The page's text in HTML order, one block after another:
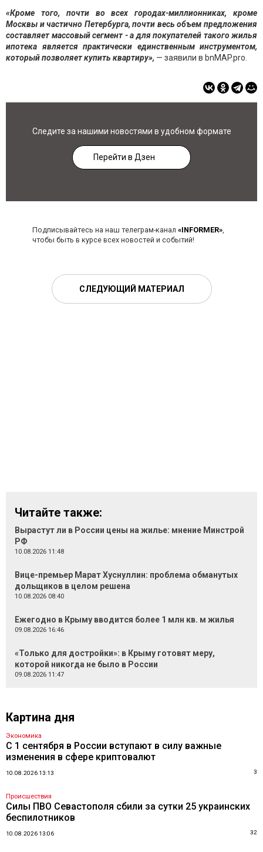
«Кроме того, почти во всех городах-миллионниках, кроме
Москвы и частично Петербурга, почти весь объем предложения
составляет массовый сегмент - а для покупателей такого жилья
ипотека является практически единственным инструментом,
который позволяет купить квартиру», — заявили в bnMAP.pro.
Следите за нашими новостями в удобном формате
Перейти в Дзен
Подписывайтесь на наш телеграм-канал «INFORMER»,
чтобы быть в курсе всех новостей и событий!
СЛЕДУЮЩИЙ МАТЕРИАЛ
Читайте также:
Вырастут ли в России цены на жилье: мнение Минстрой
РФ
10.08.2026 11:48
Вице-премьер Марат Хуснуллин: проблема обманутых
дольщиков в целом решена
10.08.2026 08:40
Ежегодно в Крыму вводится более 1 млн кв. м жилья
09.08.2026 16:46
«Только для достройки»: в Крыму готовят меру,
которой никогда не было в России
09.08.2026 11:47
Картина дня
Экономика
С 1 сентября в России вступают в силу важные
изменения в сфере криптовалют
10.08.2026 13:13 3
Происшествия
Силы ПВО Севастополя сбили за сутки 25 украинских
беспилотников
10.08.2026 13:06 32